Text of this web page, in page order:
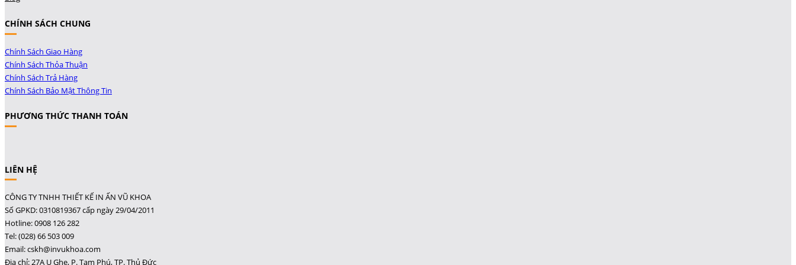
CHÍNH SÁCH CHUNG
Chính Sách Giao Hàng
Chính Sách Thỏa Thuận
Chính Sách Trả Hàng
Chính Sách Bảo Mật Thông Tin
PHƯƠNG THỨC THANH TOÁN
LIÊN HỆ
CÔNG TY TNHH THIẾT KẾ IN ẤN VŨ KHOA
Số GPKD: 0310819367 cấp ngày 29/04/2011
Hotline: 0908 126 282
Tel: (028) 66 503 009
Email: cskh@invukhoa.com
Địa chỉ: 27A Ụ Ghe, P. Tam Phú, TP. Thủ Đức